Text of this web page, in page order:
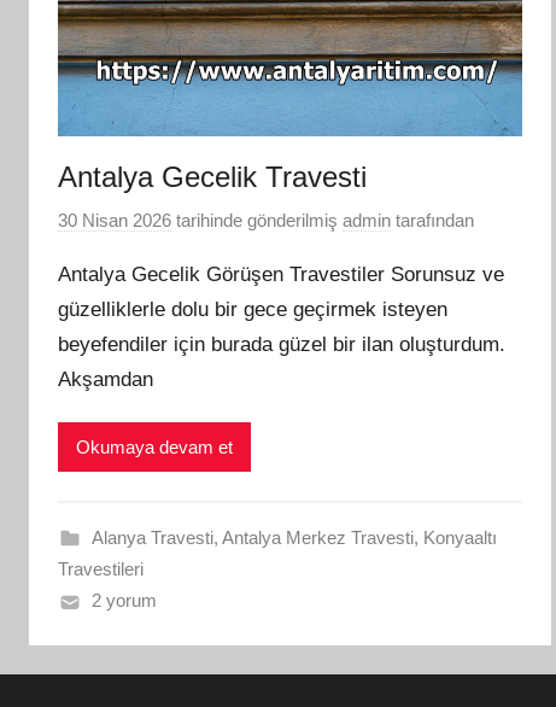
Antalya Gecelik Travesti
30 Nisan 2026 tarihinde gönderilmiş admin tarafından
Antalya Gecelik Görüşen Travestiler Sorunsuz ve
güzelliklerle dolu bir gece geçirmek isteyen
beyefendiler için burada güzel bir ilan oluşturdum.
Akşamdan
Okumaya devam et
Alanya Travesti, Antalya Merkez Travesti, Konyaaltı
Travestileri
2 yorum